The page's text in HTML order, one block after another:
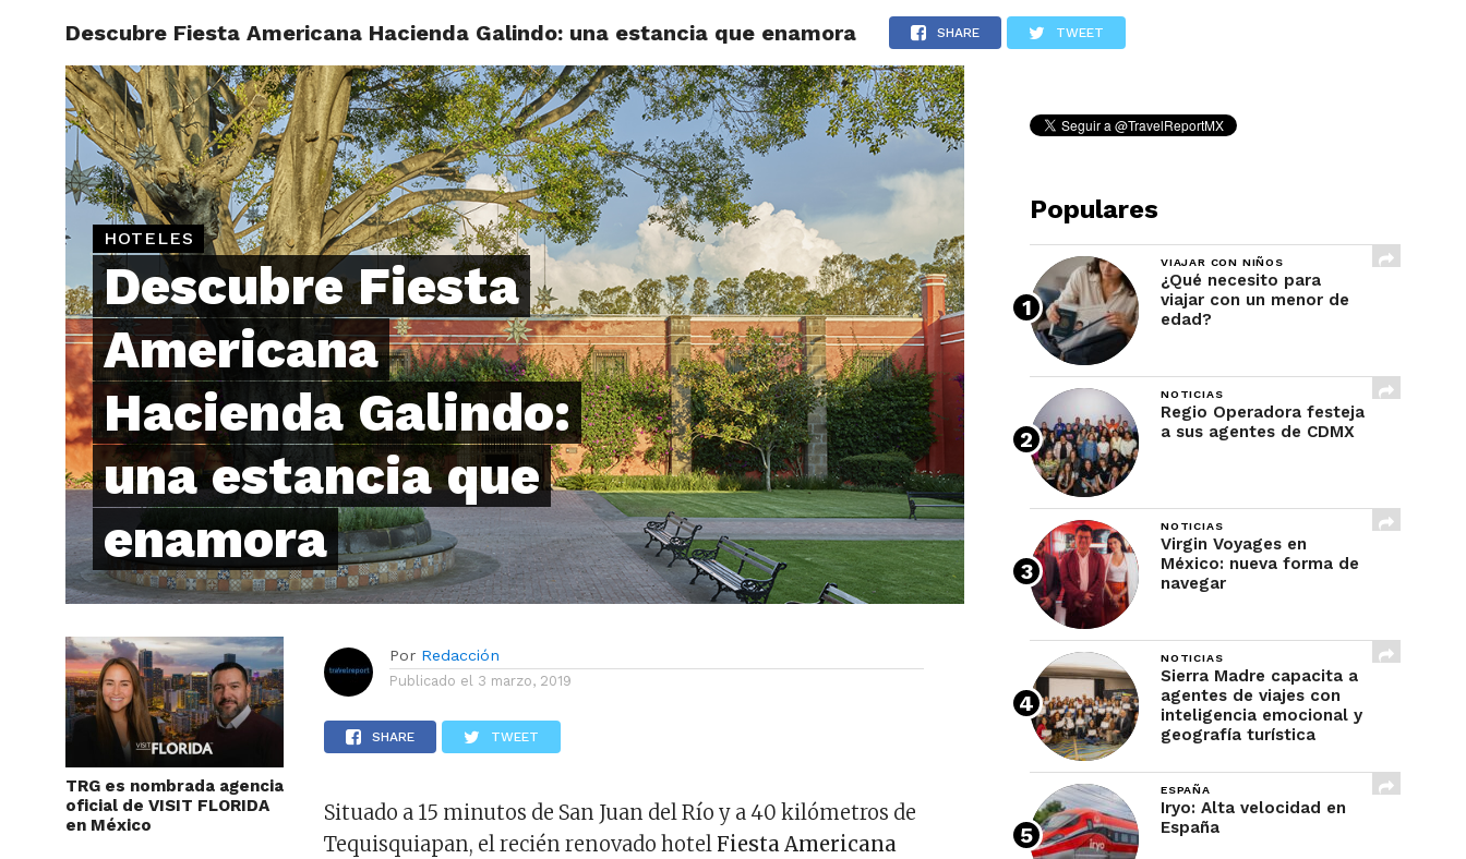
ARTÍCULOS REVIEWS EVENTOS GASTRONOMÍA NOTICIAS REVISTA
Descubre Fiesta Americana Hacienda Galindo: una estancia que enamora SHARE TWEET
HOTELES
Descubre Fiesta
Americana
Hacienda Galindo:
una estancia que
enamora
TRG es nombrada agencia
oficial de VISIT FLORIDA
en México
Por Redacción
Publicado el 3 marzo, 2019
SHARE TWEET
Situado a 15 minutos de San Juan del Río y a 40 kilómetros de
Tequisquiapan, el recién renovado hotelFiesta Americana
Populares
VIAJAR CON NIÑOS
¿Qué necesito para
viajar con un menor de
edad?
NOTICIAS
Regio Operadora festeja
a sus agentes de CDMX
NOTICIAS
Virgin Voyages en
México: nueva forma de
navegar
NOTICIAS
Sierra Madre capacita a
agentes de viajes con
inteligencia emocional y
geografía turística
ESPAÑA
Iryo: Alta velocidad en
España